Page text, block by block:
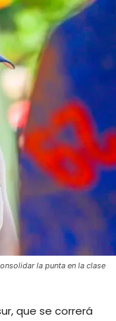
la punta en la clase
que se correrá